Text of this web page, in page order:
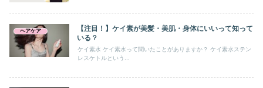
ヘアケア
【注目！】ケイ素が美髪・美肌・身体にいいって知って
いる？
ケイ素水 ケイ素水って聞いたことがありますか？ ケイ素水ステン
レスケトルという...